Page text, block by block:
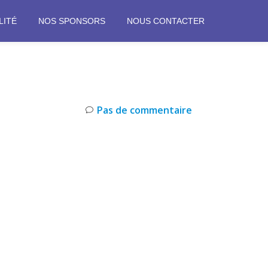
NOS SPONSORS NOUS CONTACTER
Pas de commentaire